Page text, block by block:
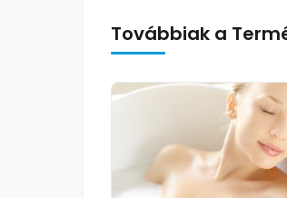
Továbbiak a